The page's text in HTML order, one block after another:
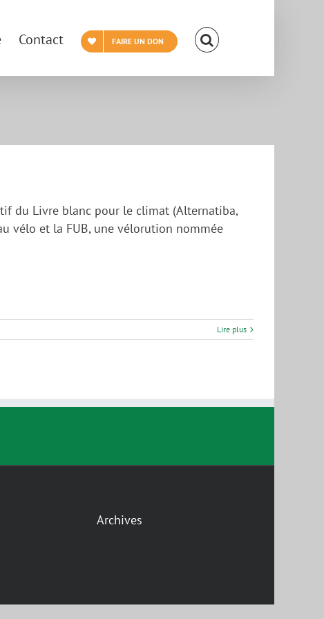
Contact FAIRE UN DON
du Livre blanc pour le climat (Alternatiba,
vélo et la FUB, une vélorution nommée
Lire plus
Archives